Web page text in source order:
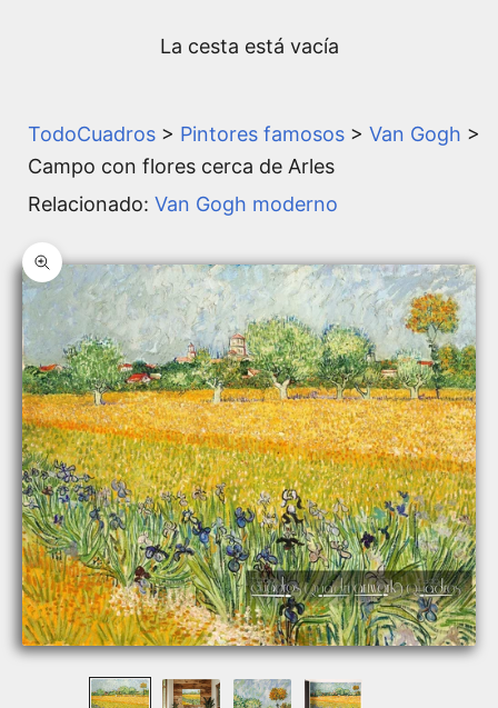
La cesta está vacía
TodoCuadros > Pintores famosos > Van Gogh >
Campo con flores cerca de Arles
Relacionado: Van Gogh moderno
Zoom